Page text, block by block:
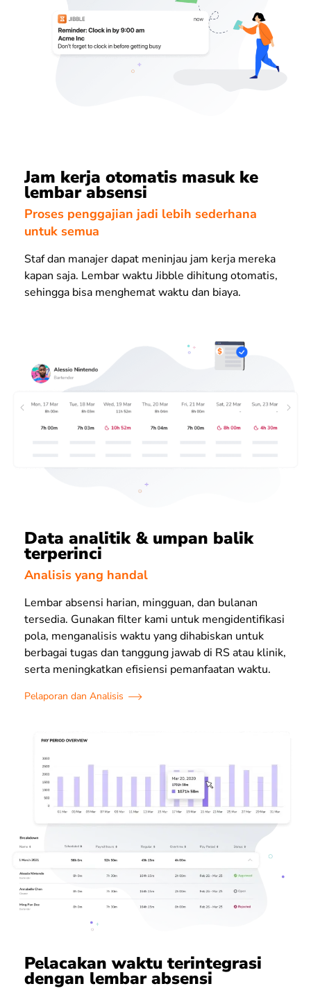
Jam kerja otomatis masuk ke
lembar absensi
Proses penggajian jadi lebih sederhana
untuk semua
Staf dan manajer dapat meninjau jam kerja mereka
kapan saja. Lembar waktu Jibble dihitung otomatis,
sehingga bisa menghemat waktu dan biaya.
Data analitik & umpan balik
terperinci
Analisis yang handal
Lembar absensi harian, mingguan, dan bulanan
tersedia. Gunakan filter kami untuk mengidentifikasi
pola, menganalisis waktu yang dihabiskan untuk
berbagai tugas dan tanggung jawab di RS atau klinik,
serta meningkatkan efisiensi pemanfaatan waktu.
Pelaporan dan Analisis
Pelacakan waktu terintegrasi
dengan lembar absensi